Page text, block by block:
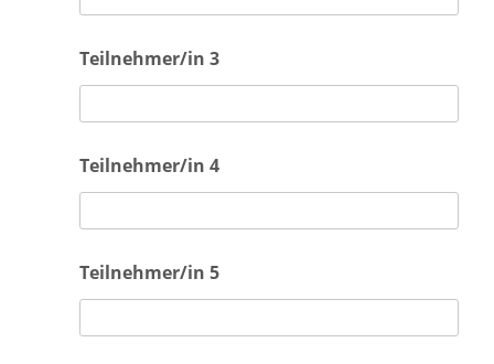
Teilnehmer/in 3
Teilnehmer/in 4
Teilnehmer/in 5